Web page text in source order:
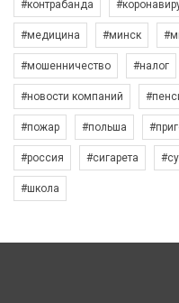
#контрабанда
#медицина #минск
#мошенничество #налог
#новости компаний
#пожар #польша
#россия #сигарета
#школа